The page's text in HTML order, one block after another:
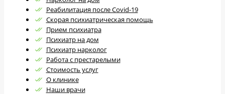
Реабилитация после Covid-19
Скорая психиатрическая помощь
Прием психиатра
Психиатр на дом
Психиатр нарколог
Работа с престарелыми
Стоимость услуг
О клинике
Наши врачи